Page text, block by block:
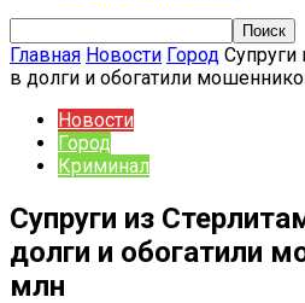
Главная Новости Город Супруги
в долги и обогатили
Новости
Город
Криминал
Супруги из
долги и обогатили
млн